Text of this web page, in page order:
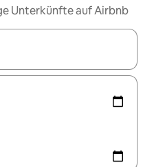
Unterkünfte auf Airbnb
navigiere mit den